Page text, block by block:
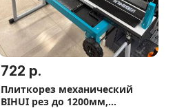
722 р.
Плиткорез механический
BIHUI рез до 1200мм,